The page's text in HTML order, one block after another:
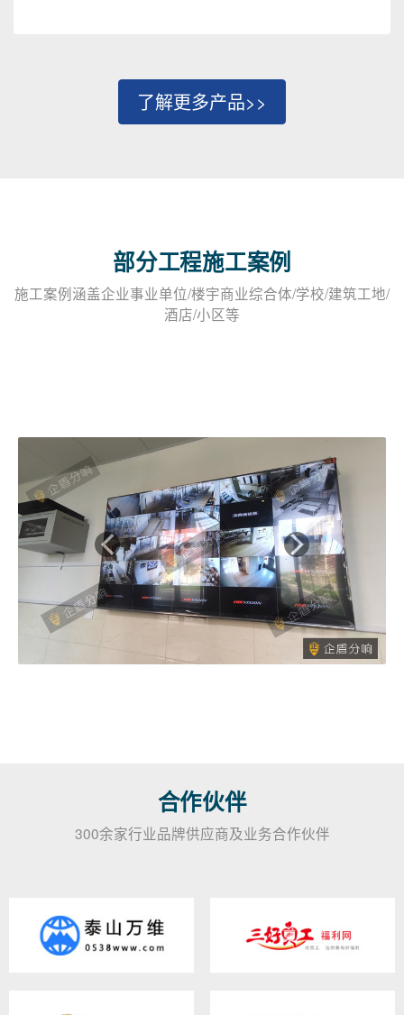
了解更多产品>>
部分工程施工案例
施工案例涵盖企业事业单位/楼宇商业综合体/学校/建筑工地/
酒店/小区等
合作伙伴
300余家行业品牌供应商及业务合作伙伴